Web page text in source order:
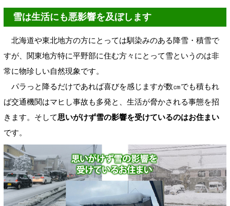
雪は生活にも悪影響を及ぼします
北海道や東北地方の方にとっては馴染みのある降雪・積雪で
すが、関東地方特に平野部に住む方々にとって雪というのは非
常に物珍しい自然現象です。
パラっと降るだけであれば喜びを感じますが数㎝でも積もれ
ば交通機関はマヒし事故も多発と、生活が脅かされる事態を招
きます。そして思いがけず雪の影響を受けているのはお住まい
です。